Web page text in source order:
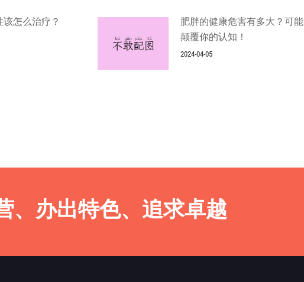
该怎么治疗？
肥胖的健康危害有多大？可能
颠覆你的认知！
2024-04-05
、办出特色、追求卓越